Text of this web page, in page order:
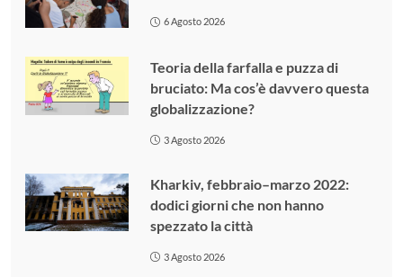
6 Agosto 2026
Teoria della farfalla e puzza di
bruciato: Ma cos’è davvero questa
globalizzazione?
3 Agosto 2026
Kharkiv, febbraio–marzo 2022:
dodici giorni che non hanno
spezzato la città
3 Agosto 2026